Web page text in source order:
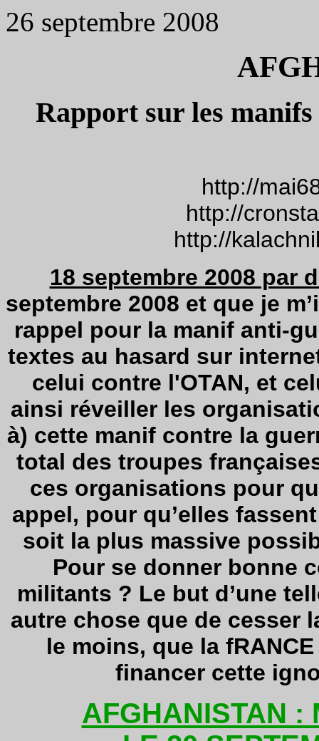
26 septembre 2008
Rapport sur les
http://
http://
http://
18 septembre 2008 par
septembre 2008 et que je
rappel pour la manif anti-
textes au hasard sur
celui contre l'OTAN, et
ainsi réveiller les
à) cette manif contre la
total des troupes
ces organisations pour
appel, pour qu’elles
soit la plus massive
Pour se donner bonne
militants ? Le but d’une
autre chose que de cesser
le moins, que la
financer cette
AFGHANISTAN :